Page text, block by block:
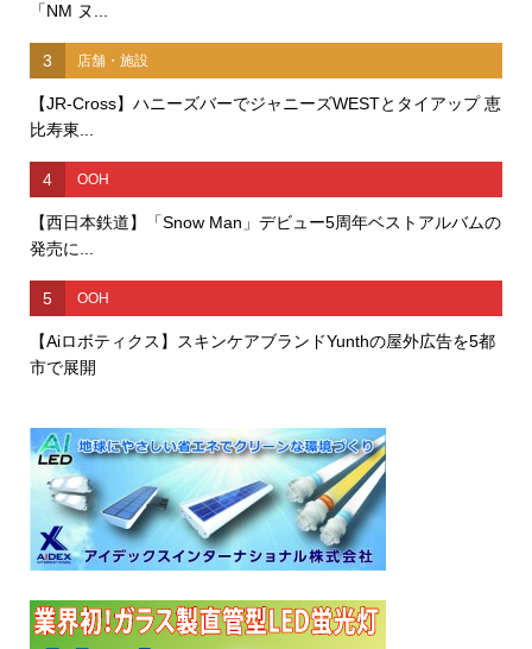
「NM ヌ...
3 店舗・施設
【JR-Cross】ハニーズバーでジャニーズWESTとタイアップ 恵
比寿東...
4 OOH
【西日本鉄道】「Snow Man」デビュー5周年ベストアルバムの
発売に...
5 OOH
【Aiロボティクス】スキンケアブランドYunthの屋外広告を5都
市で展開